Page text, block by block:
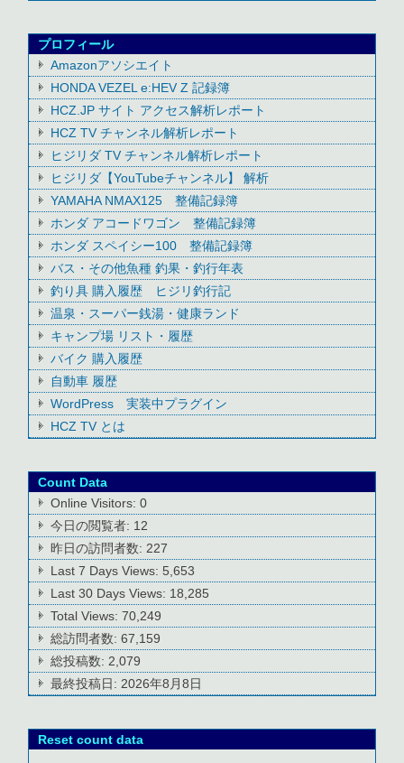
プロフィール
Amazonアソシエイト
HONDA VEZEL e:HEV Z 記録簿
HCZ.JP サイト アクセス解析レポート
HCZ TV チャンネル解析レポート
ヒジリダ TV チャンネル解析レポート
ヒジリダ【YouTubeチャンネル】 解析
YAMAHA NMAX125 整備記録簿
ホンダ アコードワゴン 整備記録簿
ホンダ スペイシー100 整備記録簿
バス・その他魚種 釣果・釣行年表
釣り具 購入履歴 ヒジリ釣行記
温泉・スーパー銭湯・健康ランド
キャンプ場 リスト・履歴
バイク 購入履歴
自動車 履歴
WordPress 実装中プラグイン
HCZ TV とは
Count Data
Online Visitors:0
今日の閲覧者: 12
昨日の訪問者数: 227
Last 7 Days Views: 5,653
Last 30 Days Views: 18,285
Total Views:70,249
総訪問者数:67,159
総投稿数: 2,079
最終投稿日: 2026年8月8日
Reset count data